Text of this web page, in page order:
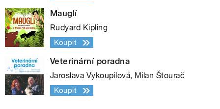
Mauglí
Rudyard Kipling
Koupit
Veterinární poradna
Jaroslava Vykoupilová, Milan Štourač
Koupit